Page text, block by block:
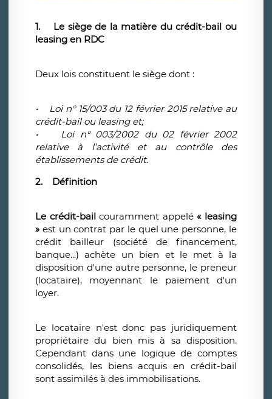
1. Le siège de la matière du crédit-bail ou
leasing en RDC
Deux lois constituent le siège dont :
• Loi n° 15/003 du 12 février 2015 relative au
crédit-bail ou leasing et;
• Loi n° 003/2002 du 02 février 2002
relative à l’activité et au contrôle des
établissements de crédit.
2. Définition
Le crédit-bailcouramment appelé« leasing
» est un contrat par le quel une personne, le
crédit bailleur (société de financement,
banque...) achète un bien et le met à la
disposition d'une autre personne, le preneur
(locataire), moyennant le paiement d'un
loyer.
Le locataire n'est donc pas juridiquement
propriétaire du bien mis à sa disposition.
Cependant dans une logique de comptes
consolidés, les biens acquis en crédit-bail
sont assimilés à des immobilisations.